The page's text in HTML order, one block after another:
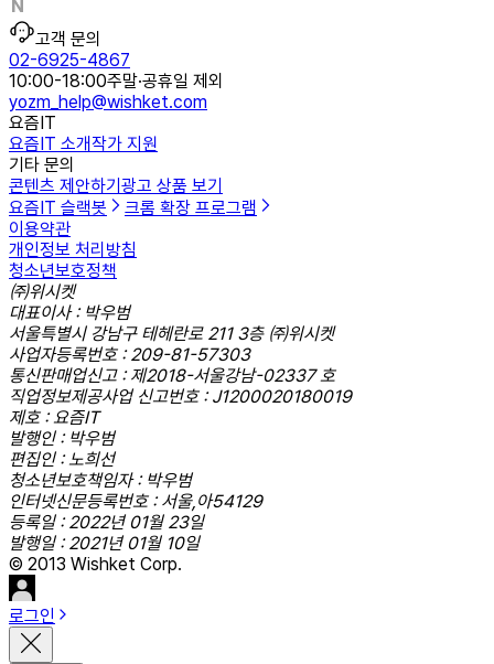
고객 문의
02-6925-4867
10:00-18:00주말·공휴일 제외
yozm_help@wishket.com
요즘IT
요즘IT 소개작가 지원
기타 문의
콘텐츠 제안하기 광고 상품 보기
요즘IT 슬랙봇
크롬 확장 프로그램
이용약관
개인정보 처리방침
청소년보호정책
㈜위시켓
대표이사 : 박우범
서울특별시 강남구 테헤란로 211 3층 ㈜위시켓
사업자등록번호 : 209-81-57303
통신판매업신고 : 제2018-서울강남-02337 호
직업정보제공사업 신고번호 : J1200020180019
제호 : 요즘IT
발행인 : 박우범
편집인 : 노희선
청소년보호책임자 : 박우범
인터넷신문등록번호 : 서울,아54129
등록일 : 2022년 01월 23일
발행일 : 2021년 01월 10일
© 2013 Wishket Corp.
로그인